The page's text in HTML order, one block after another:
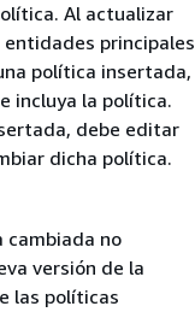
Al actualizar
principales
política insertada,
incluya la política.
debe editar
dicha política.
cambiada no
versión de la
las políticas